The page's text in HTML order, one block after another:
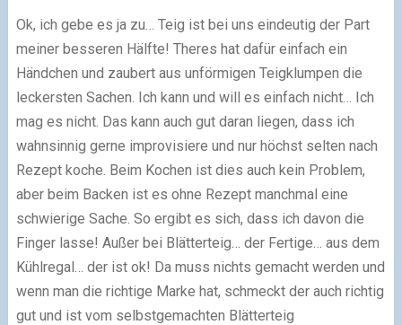
Ok, ich gebe es ja zu… Teig ist bei uns eindeutig der Part
meiner besseren Hälfte! Theres hat dafür einfach ein
Händchen und zaubert aus unförmigen Teigklumpen die
leckersten Sachen. Ich kann und will es einfach nicht… Ich
mag es nicht. Das kann auch gut daran liegen, dass ich
wahnsinnig gerne improvisiere und nur höchst selten nach
Rezept koche. Beim Kochen ist dies auch kein Problem,
aber beim Backen ist es ohne Rezept manchmal eine
schwierige Sache. So ergibt es sich, dass ich davon die
Finger lasse! Außer bei Blätterteig… der Fertige… aus dem
Kühlregal… der ist ok! Da muss nichts gemacht werden und
wenn man die richtige Marke hat, schmeckt der auch richtig
gut und ist vom selbstgemachten Blätterteig